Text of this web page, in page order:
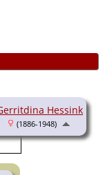
Hessink
(1886-1948)